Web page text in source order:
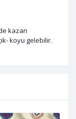
kazan
koyu gelebilir.